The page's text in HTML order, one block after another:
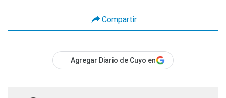
Compartir
Agregar Diario de Cuyo en